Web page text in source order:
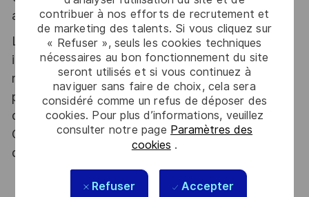
contribuer à nos efforts de recrutement et
de marketing des talents. Si vous cliquez sur
« Refuser », seuls les cookies techniques
nécessaires au bon fonctionnement du site
seront utilisés et si vous continuez à
naviguer sans faire de choix, cela sera
considéré comme un refus de déposer des
cookies. Pour plus d’informations, veuillez
consulter notre page Paramètres des
cookies .
Refuser Accepter
atout. Postulez et rejoignez nous !
Le poste pouvant nécessiter d'accéder à des
informations relevant du secret de la défense
nationale, la personne retenue fera l'objet d'une
procédure d’habilitation, conformément aux
dispositions des articles R.2311-1 et suivants du
Code de la défense et de l’IGI 1300 SGDSN/PSE
du 09 août 2021.